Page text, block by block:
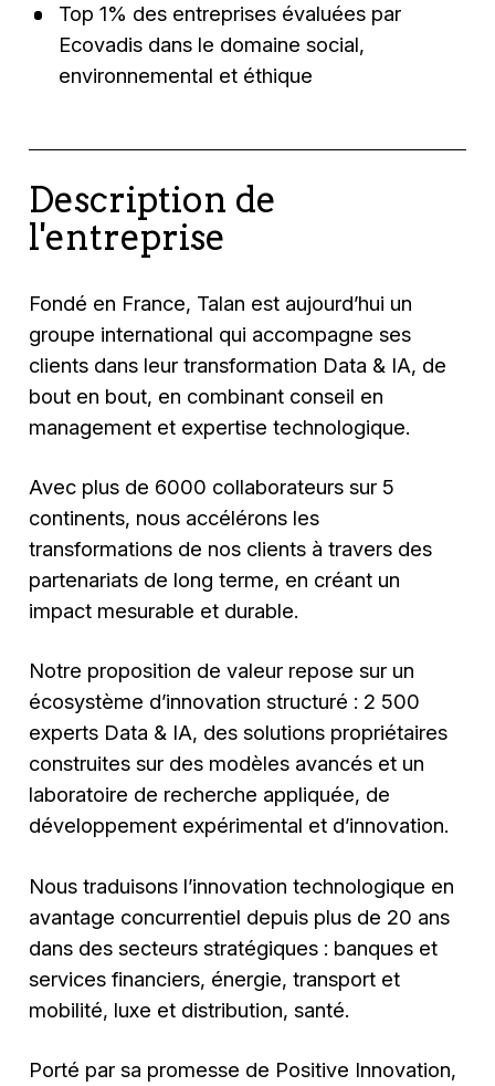
Top 1% des entreprises évaluées par
Ecovadis dans le domaine social,
environnemental et éthique
Description de
l'entreprise
Fondé en France, Talan est aujourd’hui un
groupe international qui accompagne ses
clients dans leur transformation Data & IA, de
bout en bout, en combinant conseil en
management et expertise technologique.
Avec plus de 6000 collaborateurs sur 5
continents, nous accélérons les
transformations de nos clients à travers des
partenariats de long terme, en créant un
impact mesurable et durable.
Notre proposition de valeur repose sur un
écosystème d’innovation structuré : 2 500
experts Data & IA, des solutions propriétaires
construites sur des modèles avancés et un
laboratoire de recherche appliquée, de
développement expérimental et d’innovation.
Nous traduisons l’innovation technologique en
avantage concurrentiel depuis plus de 20 ans
dans des secteurs stratégiques : banques et
services financiers, énergie, transport et
mobilité, luxe et distribution, santé.
Porté par sa promesse de Positive Innovation,